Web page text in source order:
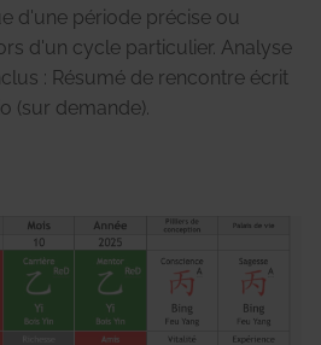
d'une période précise ou
d'un cycle particulier. Analyse
: Résumé de rencontre écrit
(sur demande).